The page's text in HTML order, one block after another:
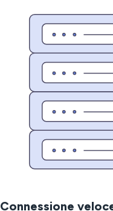
Connessione